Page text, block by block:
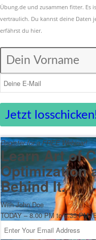
Übung.de und zusammen fitter. Es
vertraulich. Du kannst deine Daten
erfährst du hier.
Jetzt
Register for a FREE Webinar!
Learn Art of
Optimization
Behind It.
With John Doe
TODAY – 8.00 PM to 8.35 PM